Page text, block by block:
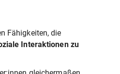
Fähigkeiten, die
Interaktionen zu